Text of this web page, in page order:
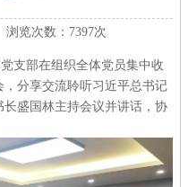
览次数：7397次
支部在组织全体党员集中收
分享交流聆听习近平总书记
盛国林主持会议并讲话，协